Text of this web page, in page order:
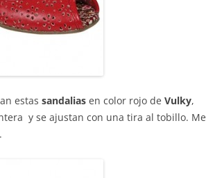
estas sandalias en color rojo de Vulky,
y se ajustan con una tira al tobillo. Me